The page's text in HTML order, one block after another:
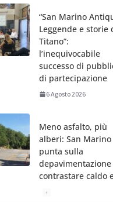
“San Marino
Leggende e storie
Titano”:
l’inequivocabile
successo di
di partecipazione
6 Agosto 2026
Meno asfalto, più
alberi: San Marino
punta sulla
contrastare caldo